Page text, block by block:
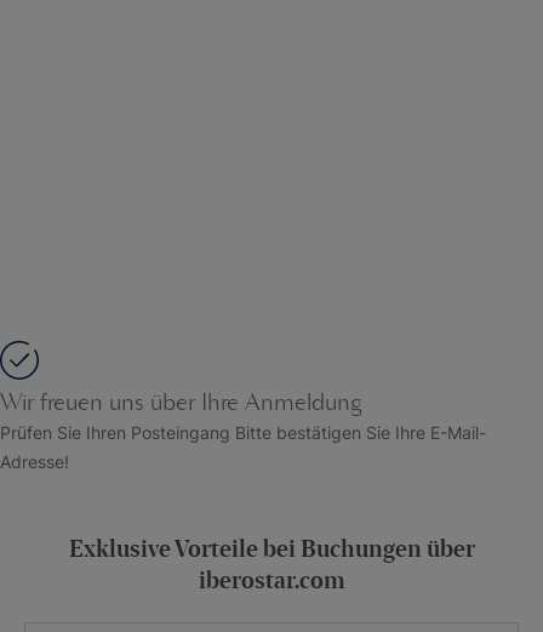
Wir freuen uns über Ihre Anmeldung
Prüfen Sie Ihren Posteingang Bitte bestätigen Sie Ihre E-Mail-
Adresse!
Exklusive Vorteile bei Buchungen über
iberostar.com